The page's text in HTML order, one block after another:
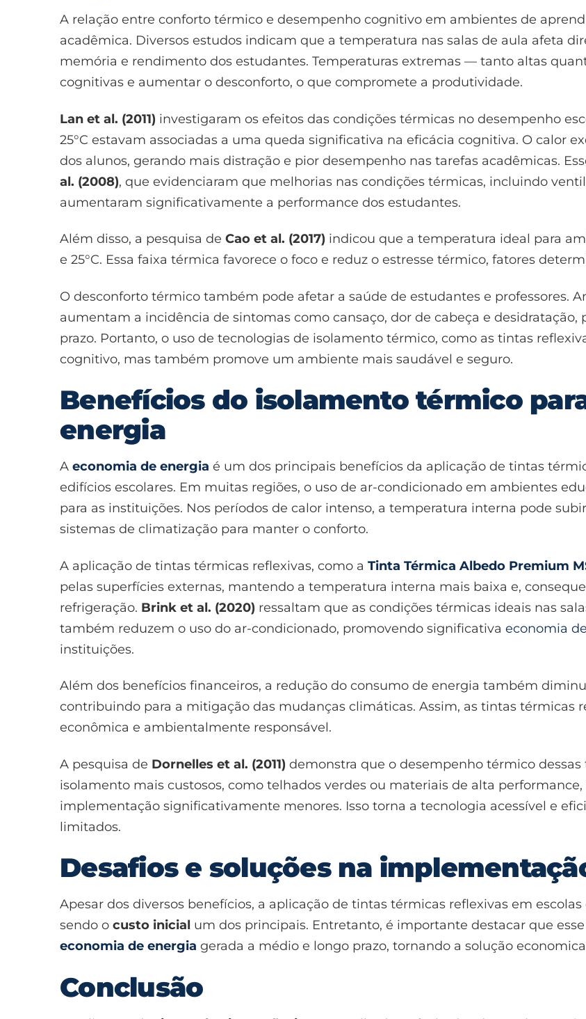
A relação entre conforto térmico e desempenho cognitivo em ambientes de
acadêmica. Diversos estudos indicam que a temperatura nas salas de aula afeta
memória e rendimento dos estudantes. Temperaturas extremas — tanto altas
cognitivas e aumentar o desconforto, o que compromete a produtividade.
Lan et al. (2011) investigaram os efeitos das condições térmicas no desempenho
25°C estavam associadas a uma queda significativa na eficácia cognitiva. O calor
dos alunos, gerando mais distração e pior desempenho nas tarefas acadêmicas.
al. (2008), que evidenciaram que melhorias nas condições térmicas, incluindo
aumentaram significativamente a performance dos estudantes.
Além disso, a pesquisa deCao et al. (2017) indicou que a temperatura ideal para
e 25°C. Essa faixa térmica favorece o foco e reduz o estresse térmico, fatores
O desconforto térmico também pode afetar a saúde de estudantes e professores.
aumentam a incidência de sintomas como cansaço, dor de cabeça e
prazo. Portanto, o uso de tecnologias de isolamento térmico, como as tintas
cognitivo, mas também promove um ambiente mais saudável e seguro.
Benefícios do isolamento térmico
energia
Aeconomia de energia é um dos principais benefícios da aplicação de tintas
edifícios escolares. Em muitas regiões, o uso de ar-condicionado em ambientes
para as instituições. Nos períodos de calor intenso, a temperatura interna pode
sistemas de climatização para manter o conforto.
A aplicação de tintas térmicas reflexivas, como aTinta Térmica Albedo Premium
pelas superfícies externas, mantendo a temperatura interna mais baixa e,
refrigeração. Brink et al. (2020) ressaltam que as condições térmicas ideais nas
também reduzem o uso do ar-condicionado, promovendo significativaeconomia
instituições.
Além dos benefícios financeiros, a redução do consumo de energia também
contribuindo para a mitigação das mudanças climáticas. Assim, as tintas térmicas
econômica e ambientalmente responsável.
A pesquisa de Dornelles et al. (2011) demonstra que o desempenho térmico
isolamento mais custosos, como telhados verdes ou materiais de alta
implementação significativamente menores. Isso torna a tecnologia acessível e
limitados.
Desafios e soluções na
Apesar dos diversos benefícios, a aplicação de tintas térmicas reflexivas em
sendo ocusto inicial um dos principais. Entretanto, é importante destacar que
economia de energia gerada a médio e longo prazo, tornando a solução
Conclusão